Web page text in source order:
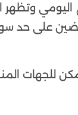
اليومي وتظهر
على حد
يمكن للجهات